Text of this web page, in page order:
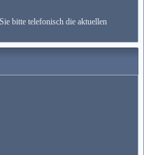
bitte telefonisch die aktuellen